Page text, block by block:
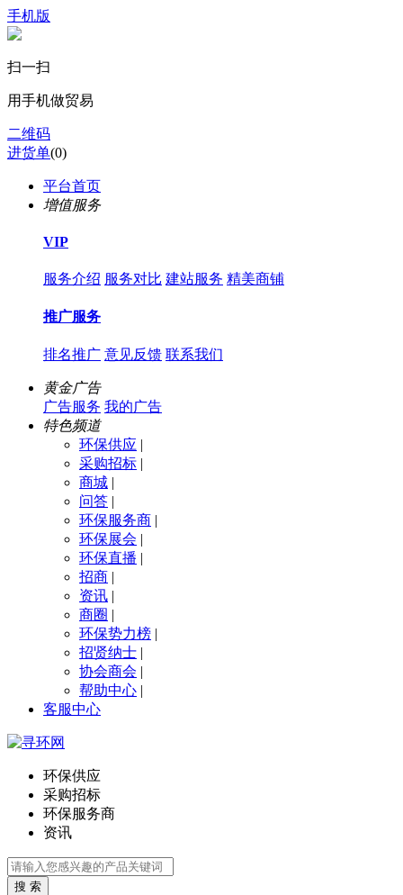
手机版
扫一扫
用手机做贸易
二维码
进货单(0)
平台首页
增值服务
VIP
服务介绍 服务对比 建站服务 精美商铺
推广服务
排名推广 意见反馈 联系我们
黄金广告
广告服务 我的广告
特色频道
环保供应 |
采购招标 |
商城 |
问答 |
环保服务商 |
环保展会 |
环保直播 |
招商 |
资讯 |
商圈 |
环保势力榜 |
招贤纳士 |
协会商会 |
帮助中心 |
客服中心
环保供应
采购招标
环保服务商
资讯
搜 索